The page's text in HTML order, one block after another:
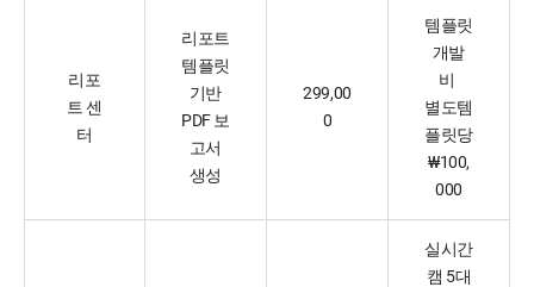
리포
트 센
터
리포트
템플릿
기반
PDF 보
고서
생성
299,00
0
템플릿
개발
비
별도템
플릿당
₩100,
000
실시간
캠 5대